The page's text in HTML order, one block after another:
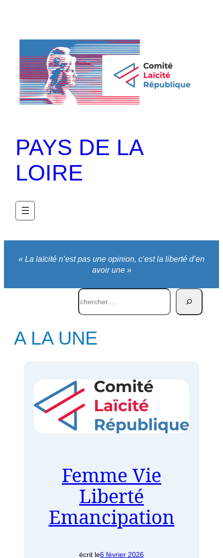
PAYS DE LA
LOIRE
« La laïcité n’est pas une opinion, c’est la liberté d’en
avoir une »
Rechercher
A LA UNE
Femme Vie
Liberté
Emancipation
écrit le6 février 2026